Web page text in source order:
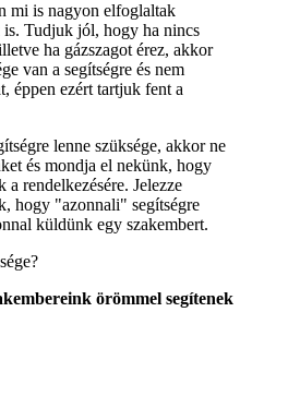
mi is nagyon elfoglaltak
Tudjuk jól, hogy ha nincs
ha gázszagot érez, akkor
van a segítségre és nem
éppen ezért tartjuk fent a
lenne szüksége, akkor ne
és mondja el nekünk, hogy
rendelkezésére. Jelezze
hogy "azonnali" segítségre
küldünk egy szakembert.
örömmel segítenek